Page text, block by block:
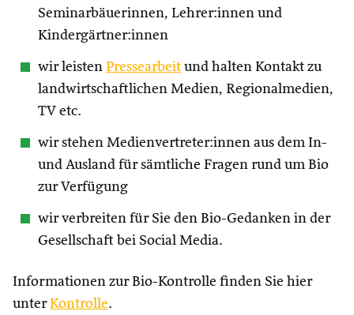
Seminarbäuerinnen, Lehrer:innen und
Kindergärtner:innen
wir leisten Pressearbeit und halten Kontakt zu
landwirtschaftlichen Medien, Regionalmedien,
TV etc.
wir stehen Medienvertreter:innen aus dem In-
und Ausland für sämtliche Fragen rund um Bio
zur Verfügung
wir verbreiten für Sie den Bio-Gedanken in der
Gesellschaft bei Social Media.
Informationen zur Bio-Kontrolle finden Sie hier
unterKontrolle.